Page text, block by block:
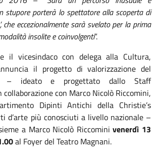
stupore porterà lo spettatore alla scoperta di
che eccezionalmente sarà svelato per la prima
insolite e coinvolgenti”.
il vicesindaco con delega alla Cultura,
il progetto di valorizzazione del
– ideato e progettato dallo Staff
collaborazione con Marco Nicolò Riccomini,
Dipinti Antichi della Christie’s
d’arte più conosciuti a livello nazionale –
a Marco Nicolò Riccominivenerdì 13
al Foyer del Teatro Magnani.